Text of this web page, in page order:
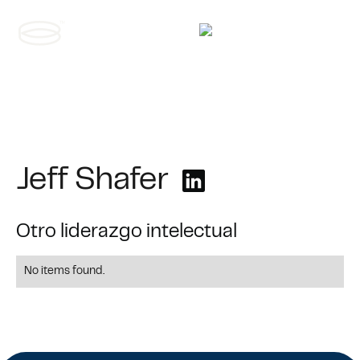
Jeff Shafer
Otro liderazgo intelectual
No items found.